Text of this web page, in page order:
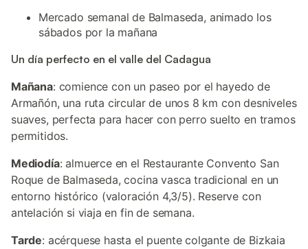
Mercado semanal de Balmaseda, animado los
sábados por la mañana
Un día perfecto en el valle del Cadagua
Mañana: comience con un paseo por el hayedo de
Armañón, una ruta circular de unos 8 km con desniveles
suaves, perfecta para hacer con perro suelto en tramos
permitidos.
Mediodía: almuerce en el Restaurante Convento San
Roque de Balmaseda, cocina vasca tradicional en un
entorno histórico (valoración 4,3/5). Reserve con
antelación si viaja en fin de semana.
Tarde: acérquese hasta el puente colgante de Bizkaia